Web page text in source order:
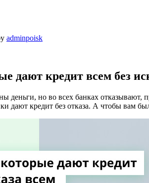
adminpoisk
дают кредит всем без
деньги, но во всех банках отказывают,
дают кредит без отказа. А чтобы вам